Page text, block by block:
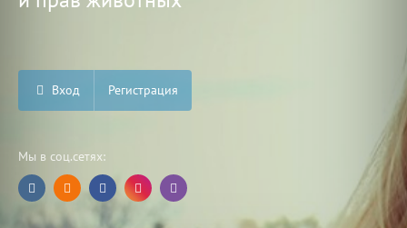
Вход Регистрация
Мы в соц.сетях: